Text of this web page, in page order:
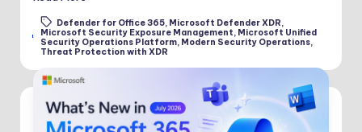
Tags:
Defender for Office 365, Microsoft Defender XDR,
Microsoft Security Exposure Management, Microsoft Unified
Security Operations Platform, Modern Security Operations,
Threat Protection with XDR